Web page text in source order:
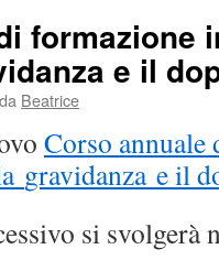
formazione
e il
da Beatrice
Corso
gravidanzae il
si svolgerà